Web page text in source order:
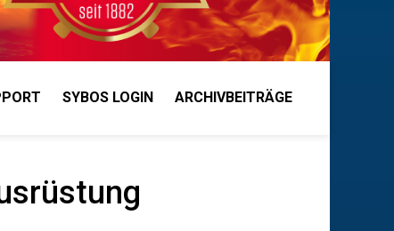
SYBOS LOGIN ARCHIVBEITRÄGE